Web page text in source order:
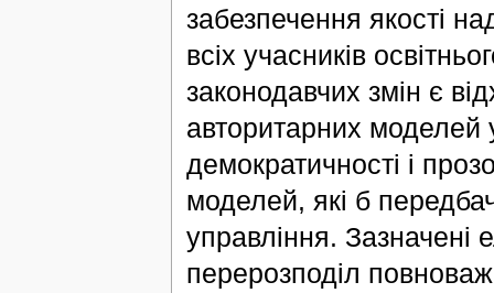
забезпечення якості
всіх учасників
законодавчих змін є
авторитарних моделей
демократичності і
моделей, які б
управління. Зазначені
перерозподіл